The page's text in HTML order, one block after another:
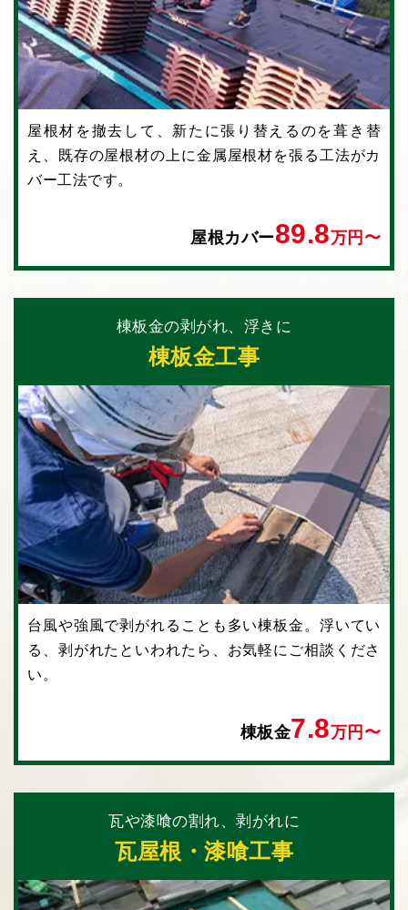
屋根材を撤去して、新たに張り替えるのを葺き替
え、既存の屋根材の上に⾦属屋根材を張る⼯法がカ
バー⼯法です。
屋根カバー89.8万円〜
棟板金の剥がれ、浮きに
棟板金工事
台風や強風で剥がれることも多い棟板⾦。浮いてい
る、剥がれたといわれたら、お気軽にご相談くださ
い。
棟板金7.8万円〜
瓦や漆喰の割れ、剥がれに
瓦屋根・漆喰工事